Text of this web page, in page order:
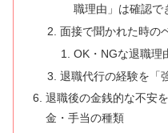
職理由」は確認で
面接で聞かれた時の
OK・NGな退職理
退職代行の経験を「
退職後の金銭的な不安
金・手当の種類